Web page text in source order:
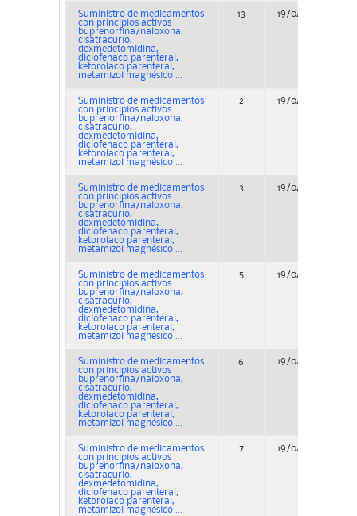
Suministro de medicamentos
con principios activos
buprenorfina/naloxona,
cisatracurio,
dexmedetomidina,
diclofenaco parenteral,
ketorolaco parenteral,
metamizol magnésico ...
13 19/04/2023
Suministro de medicamentos
con principios activos
buprenorfina/naloxona,
cisatracurio,
dexmedetomidina,
diclofenaco parenteral,
ketorolaco parenteral,
metamizol magnésico ...
2 19/04/2023
Suministro de medicamentos
con principios activos
buprenorfina/naloxona,
cisatracurio,
dexmedetomidina,
diclofenaco parenteral,
ketorolaco parenteral,
metamizol magnésico ...
3 19/04/2023
Suministro de medicamentos
con principios activos
buprenorfina/naloxona,
cisatracurio,
dexmedetomidina,
diclofenaco parenteral,
ketorolaco parenteral,
metamizol magnésico ...
5 19/04/2023
Suministro de medicamentos
con principios activos
buprenorfina/naloxona,
cisatracurio,
dexmedetomidina,
diclofenaco parenteral,
ketorolaco parenteral,
metamizol magnésico ...
6 19/04/2023
Suministro de medicamentos
con principios activos
buprenorfina/naloxona,
cisatracurio,
dexmedetomidina,
diclofenaco parenteral,
ketorolaco parenteral,
metamizol magnésico ...
7 19/04/2023